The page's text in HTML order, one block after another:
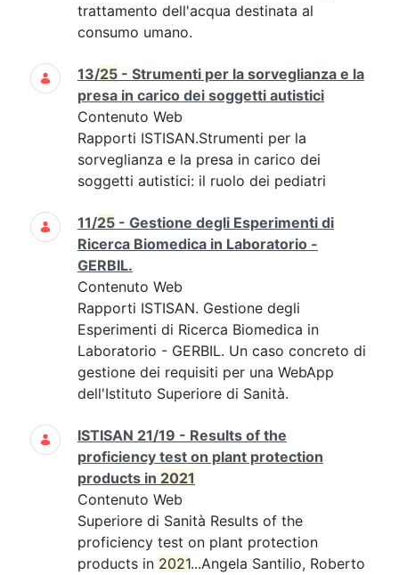
trattamento dell'acqua destinata al
consumo umano.
13/25 - Strumenti per la sorveglianza e la
presa in carico dei soggetti autistici
Contenuto Web
Rapporti ISTISAN.Strumenti per la
sorveglianza e la presa in carico dei
soggetti autistici: il ruolo dei pediatri
11/25 - Gestione degli Esperimenti di
Ricerca Biomedica in Laboratorio -
GERBIL.
Contenuto Web
Rapporti ISTISAN. Gestione degli
Esperimenti di Ricerca Biomedica in
Laboratorio - GERBIL. Un caso concreto di
gestione dei requisiti per una WebApp
dell'Istituto Superiore di Sanità.
ISTISAN 21/19 - Results of the
proficiency test on plant protection
products in 2021
Contenuto Web
Superiore di Sanità Results of the
proficiency test on plant protection
products in 2021...Angela Santilio, Roberto